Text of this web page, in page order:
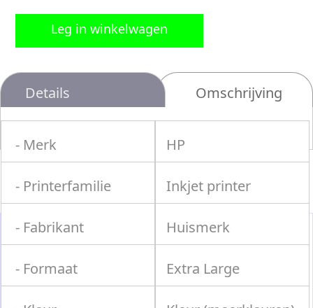
Leg in winkelwagen
Details Omschrijving
- Merk HP
- Printerfamilie Inkjet printer
- Fabrikant Huismerk
- Formaat Extra Large